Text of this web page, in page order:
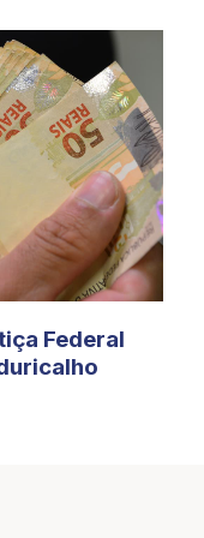
Federal